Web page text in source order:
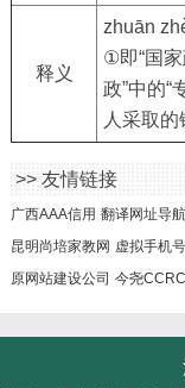
释义
zhuān
①即“国家
政”中的“
人采取的
>> 友情链接
广西AAA信用 翻译网址导航
昆明尚培家教网 虚拟手机号
原网站建设公司 今尧CCRC